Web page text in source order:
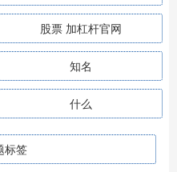
股票 加杠杆官网
知名
什么
标签